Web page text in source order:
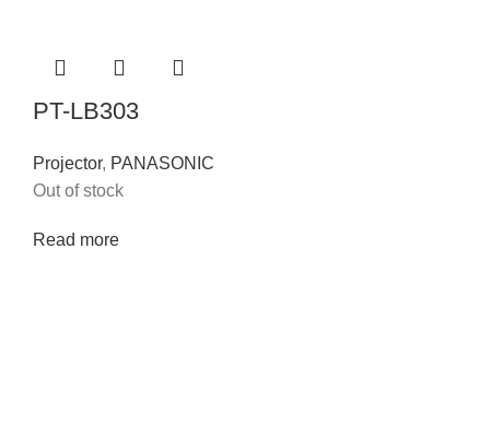
PT-LB303
Projector, PANASONIC
Out of stock
Read more